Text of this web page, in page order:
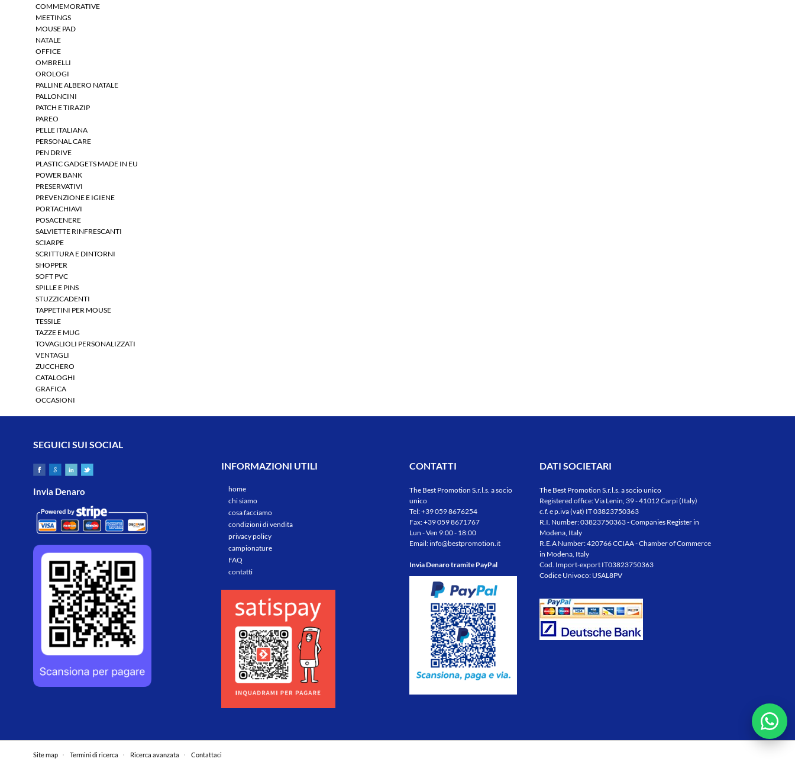
COMMEMORATIVE
MEETINGS
MOUSE PAD
NATALE
OFFICE
OMBRELLI
OROLOGI
PALLINE ALBERO NATALE
PALLONCINI
PATCH E TIRAZIP
PAREO
PELLE ITALIANA
PERSONAL CARE
PEN DRIVE
PLASTIC GADGETS MADE IN EU
POWER BANK
PRESERVATIVI
PREVENZIONE E IGIENE
PORTACHIAVI
POSACENERE
SALVIETTE RINFRESCANTI
SCIARPE
SCRITTURA E DINTORNI
SHOPPER
SOFT PVC
SPILLE E PINS
STUZZICADENTI
TAPPETINI PER MOUSE
TESSILE
TAZZE E MUG
TOVAGLIOLI PERSONALIZZATI
VENTAGLI
ZUCCHERO
CATALOGHI
GRAFICA
OCCASIONI
SEGUICI SUI SOCIAL
Invia Denaro
INFORMAZIONI UTILI
home
chi siamo
cosa facciamo
condizioni di vendita
privacy policy
campionature
FAQ
contatti
CONTATTI
The Best Promotion S.r.l.s. a socio
unico
Tel:+39 059 8676254
Fax: +39 059 8671767
Lun - Ven 9:00 - 18:00
Email:info@bestpromotion.it
Invia Denaro tramite PayPal
DATI SOCIETARI
The Best Promotion S.r.l.s. a socio unico
Registered office: Via Lenin, 39 - 41012 Carpi (Italy)
c.f. e p.iva (vat) IT 03823750363
R.I. Number: 03823750363 - Companies Register in
Modena, Italy
R.E.A Number: 420766 CCIAA - Chamber of Commerce
in Modena, Italy
Cod. Import-export IT03823750363
Codice Univoco: USAL8PV
Site map Termini di ricerca Ricerca avanzata Contattaci